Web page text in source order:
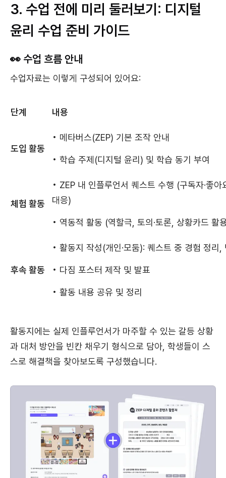
3. 수업 전에 미리 둘러보기: 디지털
윤리 수업 준비 가이드
👀 수업 흐름 안내
수업자료는 이렇게 구성되어 있어요:
단계 내용
도입 활동
• 메타버스(ZEP) 기본 조작 안내
• 학습 주제(디지털 윤리) 및 학습 동기 부여
체험 활동
• ZEP 내 인플루언서 퀘스트 수행 (구독자·좋
대응)
• 역동적 활동 (역할극, 토의·토론, 상황카드 활
후속 활동
• 활동지 작성(개인·모둠): 퀘스트 중 경험 정리,
• 다짐 포스터 제작 및 발표
• 활동 내용 공유 및 정리
활동지에는 실제 인플루언서가 마주할 수 있는 갈등 상황
과 대처 방안을 빈칸 채우기 형식으로 담아, 학생들이 스
스로 해결책을 찾아보도록 구성했습니다.